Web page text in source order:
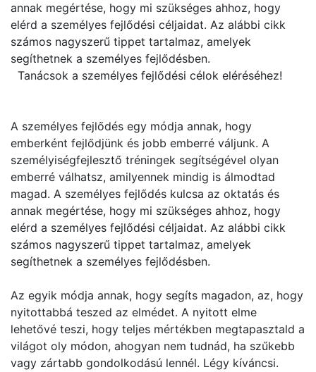
annak megértése, hogy mi szükséges ahhoz, hogy
elérd a személyes fejlődési céljaidat. Az alábbi cikk
számos nagyszerű tippet tartalmaz, amelyek
segíthetnek a személyes fejlődésben.
Tanácsok a személyes fejlődési célok eléréséhez!
A személyes fejlődés egy módja annak, hogy
emberként fejlődjünk és jobb emberré váljunk. A
személyiségfejlesztő tréningek segítségével olyan
emberré válhatsz, amilyennek mindig is álmodtad
magad. A személyes fejlődés kulcsa az oktatás és
annak megértése, hogy mi szükséges ahhoz, hogy
elérd a személyes fejlődési céljaidat. Az alábbi cikk
számos nagyszerű tippet tartalmaz, amelyek
segíthetnek a személyes fejlődésben.
Az egyik módja annak, hogy segíts magadon, az, hogy
nyitottabbá teszed az elmédet. A nyitott elme
lehetővé teszi, hogy teljes mértékben megtapasztald a
világot oly módon, ahogyan nem tudnád, ha szűkebb
vagy zártabb gondolkodású lennél. Légy kíváncsi.